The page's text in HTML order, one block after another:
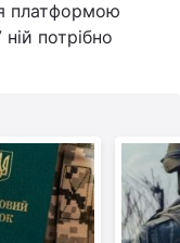
платформою
потрібно